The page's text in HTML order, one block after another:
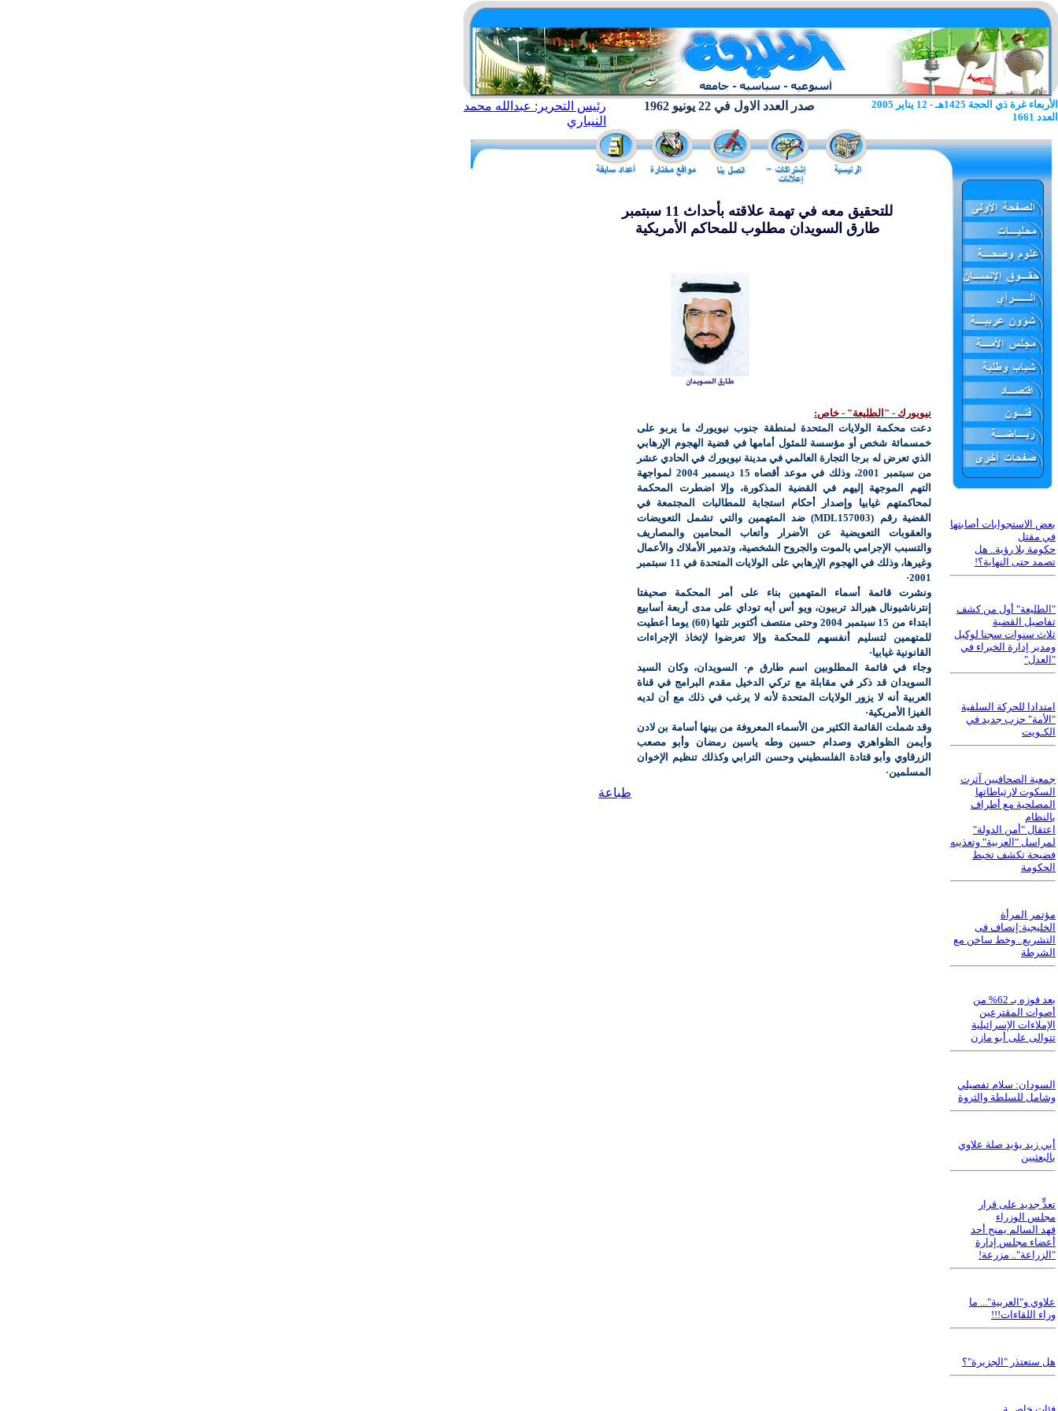
رئيس التحرير: عبدالله محمد
النيباري
صدر العدد الاول في 22 يونيو 1962
الأربعاء غرة ذي الحجة 1425هـ - 12 يناير 2005
العدد 1661
للتحقيق معه في تهمة علاقته بأحداث 11 سبتمبر
طارق السويدان مطلوب للمحاكم الأمريكية
نيويورك - "الطليعة" - خاص:
دعت محكمة الولايات المتحدة لمنطقة جنوب نيويورك ما يربو على
خمسمائة شخص أو مؤسسة للمثول أمامها في قضية الهجوم الإرهابي
الذي تعرض له برجا التجارة العالمي في مدينة نيويورك في الحادي عشر
من سبتمبر 2001، وذلك في موعد أقصاه 15 ديسمبر 2004 لمواجهة
التهم الموجهة إليهم في القضية المذكورة، وإلا اضطرت المحكمة
لمحاكمتهم غيابيا وإصدار أحكام استجابة للمطالبات المجتمعة في
القضية رقم (03
MDL1570) ضد المتهمين والتي تشمل التعويضات
والعقوبات التعويضية عن الأضرار وأتعاب المحامين والمصاريف
والتسبب الإجرامي بالموت والجروح الشخصية، وتدمير الأملاك والأعمال
وغيرها، وذلك في الهجوم الإرهابي على الولايات المتحدة في 11 سبتمبر
2001·
ونشرت قائمة أسماء المتهمين بناء على أمر المحكمة صحيفتا
إنترناشيونال هيرالد تربيون، ويو أس أيه توداي على مدى أربعة أسابيع
ابتداء من 15 سبتمبر 2004 وحتى منتصف أكتوبر تلتها (60) يوما أعطيت
للمتهمين لتسليم أنفسهم للمحكمة وإلا تعرضوا لإتخاذ الإجراءات
القانونية غيابيا·
وجاء في قائمة المطلوبين اسم طارق م· السويدان، وكان السيد
السويدان قد ذكر في مقابلة مع تركي الدخيل مقدم البرامج في قناة
العربية أنه لا يزور الولايات المتحدة لأنه لا يرغب في ذلك مع أن لديه
الفيزا الأمريكية·
وقد شملت القائمة الكثير من الأسماء المعروفة من بينها أسامة بن لادن
وأيمن الظواهري وصدام حسين وطه ياسين رمضان وأبو مصعب
الزرقاوي وأبو قتادة الفلسطيني وحسن الترابي وكذلك تنظيم الإخوان
المسلمين·
طباعة
بعض الاستجوابات أصابتها
في مقتل
حكومة بلا رؤية.. هل
تصمد حتى النهاية؟!
"الطليعة" أول من كشف
تفاصيل القضية
ثلاث سنوات سجنا لوكيل
ومدير إدارة الخبراء في
"العدل"
امتدادا للحركة السلفية
"الأمة" حزب جديد في
الكـويت
جمعية الصحافيين آثرت
السكوت لارتباطاتها
المصلحية مع أطراف
بالنظام
اعتقال "أمن الدولة"
لمراسل "العربية" وتعذيبه
فضيحة تكشف تخبط
الحكومة
مؤتمر المرأة
الخليجية:إنصاف فى
التشريع.. وخط ساخن مع
الشرطة
بعد فوزه بـ 62% من
أصوات المقترعين
الإملاءات الإسرائيلية
تتوالى على أبو مازن
السودان: سلام تفصيلي
وشامل للسلطة والثروة
أبي زيد يؤيد صلة علاوي
بالبعثيين
تعدٍّ جديد على قرار
مجلس الوزراء
فهد السالم يمنح أحد
أعضاء مجلس إدارة
"الزراعة".. مزرعة!
علاوي و"العربية"... ما
وراء اللقاءات!!!
هل ستعتذر "الجزيرة"؟